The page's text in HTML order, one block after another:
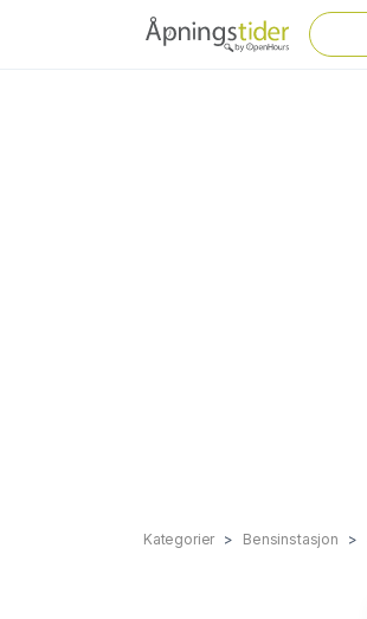
Kategorier Bensinstasjon